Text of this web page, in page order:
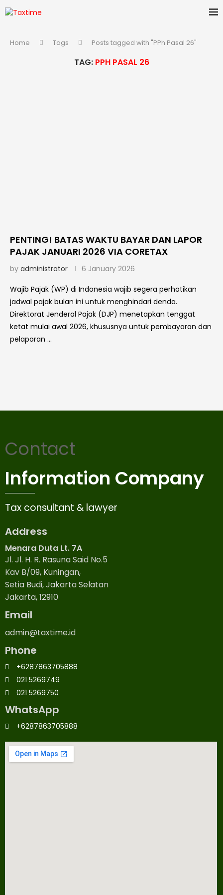
Home Tags Posts tagged with "PPh Pasal 26"
TAG: PPH PASAL 26
PENTING! BATAS WAKTU BAYAR DAN LAPOR
PAJAK JANUARI 2026 VIA CORETAX
by administrator 6 January 2026
Wajib Pajak (WP) di Indonesia wajib segera perhatikan
jadwal pajak bulan ini untuk menghindari denda.
Direktorat Jenderal Pajak (DJP) menetapkan tenggat
ketat mulai awal 2026, khususnya untuk pembayaran dan
pelaporan …
Contact
Information Company
Tax consultant & lawyer
Address
Menara Duta Lt. 7A
Jl. Jl. H. R. Rasuna Said No.5
Kav B/09, Kuningan,
Setia Budi, Jakarta Selatan
Jakarta, 12910
Email
admin@taxtime.id
Phone
+6287863705888
021 5269749
021 5269750
WhatsApp
+6287863705888